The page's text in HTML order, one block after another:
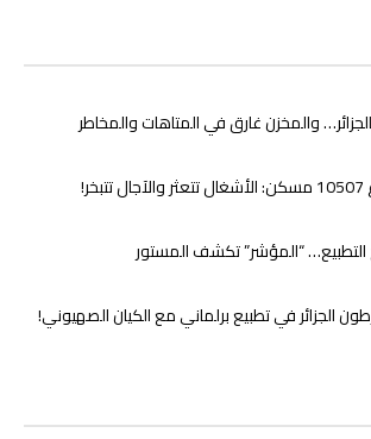
والمخزن غارق في المتاهات والمخاطر
“المؤشر” تكشف المستور
الجزائر في تطبيع برلماني مع الكيان الصهيوني!